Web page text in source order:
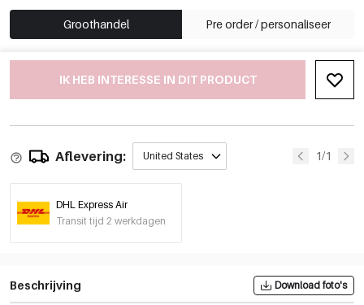
Groothandel Pre order / personaliseer
IK HEB INTERESSE IN DIT PRODUCT
Aflevering: United States 1/1
DHL Express Air
Transit tijd 2 werkdagen
Beschrijving Download foto's